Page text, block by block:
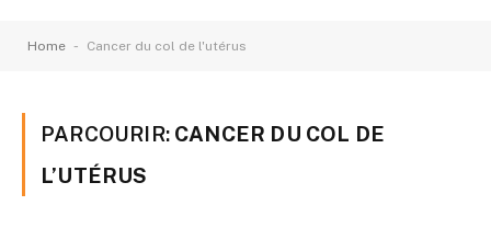
Home - Cancer du col de l'utérus
PARCOURIR: CANCER DU COL DE
L’UTÉRUS